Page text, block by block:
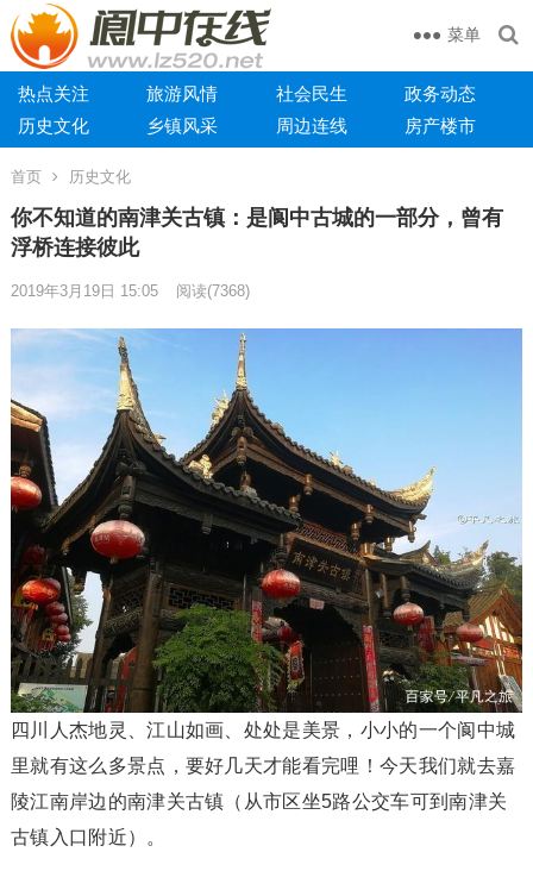
菜单
热点关注 旅游风情 社会民生
政务动态
历史文化
乡镇风采 周边连线 房产楼市
首页 历史文化
你不知道的南津关古镇：是阆中古城的一部分，曾有
浮桥连接彼此
2019年3月19日 15:05 阅读(7368)
四川人杰地灵、江山如画、处处是美景，小小的一个阆中城
里就有这么多景点，要好几天才能看完哩！今天我们就去嘉
陵江南岸边的南津关古镇（从市区坐5路公交车可到南津关
古镇入口附近）。